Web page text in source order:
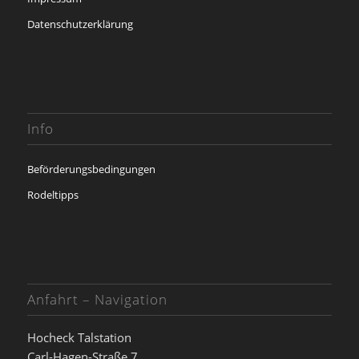
Datenschutzerklärung
Info
Beförderungsbedingungen
Rodeltipps
Anfahrt – Navigation
Hocheck Talstation